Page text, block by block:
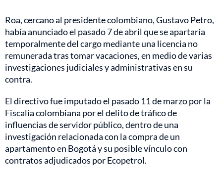
Roa, cercano al presidente colombiano, Gustavo Petro,
había anunciado el pasado 7 de abril que se apartaría
temporalmente del cargo mediante una licencia no
remunerada tras tomar vacaciones, en medio de varias
investigaciones judiciales y administrativas en su
contra.
El directivo fue imputado el pasado 11 de marzo por la
Fiscalía colombiana por el delito de tráfico de
influencias de servidor público, dentro de una
investigación relacionada con la compra de un
apartamento en Bogotá y su posible vínculo con
contratos adjudicados por Ecopetrol.